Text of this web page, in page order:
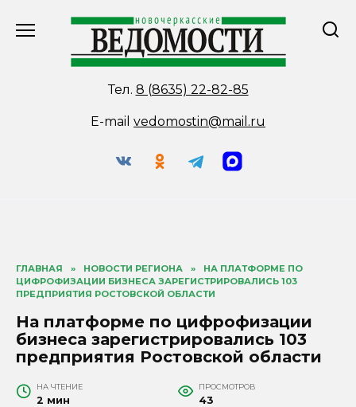
Тел. 8 (8635) 22-82-85
E-mail vedomostin@mail.ru
ГЛАВНАЯ » НОВОСТИ РЕГИОНА »
НА ПЛАТФОРМЕ ПО
ЦИФРОФИЗАЦИИ БИЗНЕСА ЗАРЕГИСТРИРОВАЛИСЬ 103
ПРЕДПРИЯТИЯ РОСТОВСКОЙ ОБЛАСТИ
На платформе по цифрофизации
бизнеса зарегистрировались 103
предприятия Ростовской области
НА ЧТЕНИЕ
2 мин
ПРОСМОТРОВ
43